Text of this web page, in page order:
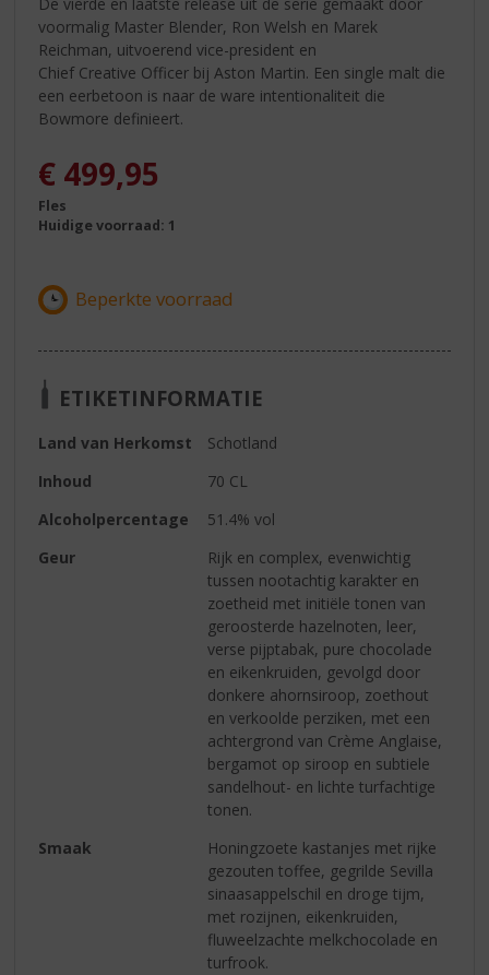
voormalig Master Blender, Ron Welsh en Marek
Reichman, uitvoerend vice-president en
Chief Creative Officer bij Aston Martin. Een single malt die
een eerbetoon is naar de ware intentionaliteit die
Bowmore definieert.
€ 499,95
Fles
Huidige voorraad: 1
ETIKETINFORMATIE
Land van Herkomst
Schotland
Inhoud
70 CL
Alcoholpercentage
51.4% vol
Geur
Rijk en complex, evenwichtig
tussen nootachtig karakter en
zoetheid met initiële tonen van
geroosterde hazelnoten, leer,
verse pijptabak, pure chocolade
en eikenkruiden, gevolgd door
donkere ahornsiroop, zoethout
en verkoolde perziken, met een
achtergrond van Crème Anglaise,
bergamot op siroop en subtiele
sandelhout- en lichte turfachtige
tonen.
Smaak
Honingzoete kastanjes met rijke
gezouten toffee, gegrilde Sevilla
sinaasappelschil en droge tijm,
met rozijnen, eikenkruiden,
fluweelzachte melkchocolade en
turfrook.